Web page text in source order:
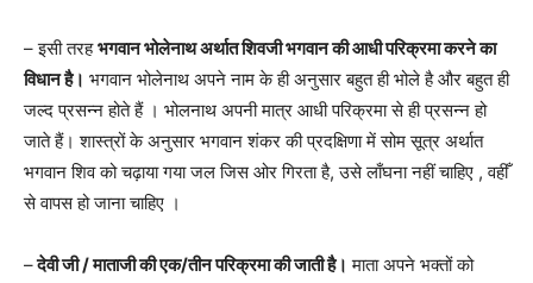
– इसी तरहभगवान भोलेनाथ अर्थात शिवजी भगवान की आधी परिक्रमा करने का
विधान है। भगवान भोलेनाथ अपने नाम के ही अनुसार बहुत ही भोले है और बहुत ही
जल्द प्रसन्न होते हैं । भोलनाथ अपनी मात्र आधी परिक्रमा से ही प्रसन्न हो
जाते हैं। शास्त्रों के अनुसार भगवान शंकर की प्रदक्षिणा में सोम सूत्र अर्थात
भगवान शिव को चढ़ाया गया जल जिस ओर गिरता है, उसे लाँघना नहीं चाहिए , वहीँ
से वापस हो जाना चाहिए ।
–देवी जी / माताजी की एक/तीन परिक्रमा की जाती है। माता अपने भक्तों को